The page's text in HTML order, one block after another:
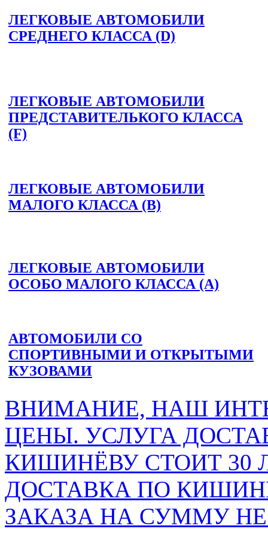
ЛЕГКОВЫЕ АВТОМОБИЛИ
СРЕДНЕГО КЛАССА (D)
ЛЕГКОВЫЕ АВТОМОБИЛИ
ПРЕДСТАВИТЕЛЬКОГО КЛАССА
(F)
ЛЕГКОВЫЕ АВТОМОБИЛИ
МАЛОГО КЛАССА (B)
ЛЕГКОВЫЕ АВТОМОБИЛИ
ОСОБО МАЛОГО КЛАССА (A)
АВТОМОБИЛИ СО
СПОРТИВНЫМИ И ОТКРЫТЫМИ
КУЗОВАМИ
ВНИМАНИЕ, НАШ
ЦЕНЫ. УСЛУГА
КИШИНЁВУ СТОИТ 30
ДОСТАВКА ПО
ЗАКАЗА НА СУММУ НЕ